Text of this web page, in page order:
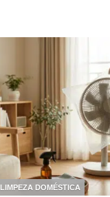
LIMPEZA DOMÉSTICA